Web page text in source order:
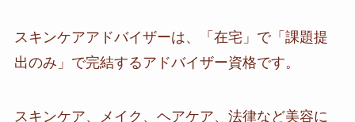
スキンケアアドバイザーは、「在宅」で「課題提
出のみ」で完結するアドバイザー資格です。
スキンケア、メイク、ヘアケア、法律など美容に